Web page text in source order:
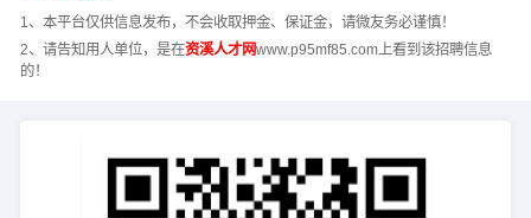
1、本平台仅供信息发布，不会收取押金、保证金，请微友务必谨慎！
2、请告知用人单位，是在资溪人才网www.p95mf85.com上看到该招聘信息
的！